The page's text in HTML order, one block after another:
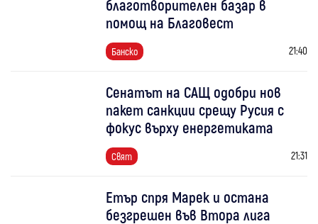
благотворителен базар в
помощ на Благовест
Банско 21:40
Сенатът на САЩ одобри нов
пакет санкции срещу Русия с
фокус върху енергетиката
Свят 21:31
Етър спря Марек и остана
безгрешен във Втора лига